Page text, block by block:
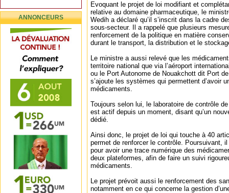
ANNONCEURS
Evoquant le projet de loi modifiant et
relative au domaine pharmaceutique, le
Wedih a déclaré qu’il s’inscrit dans la cadre
sous-secteur. Il a rappelé que plusieurs
renforcement de la politique en matière
durant le transport, la distribution et le
Le ministre a aussi relevé que les
territoire national que via l’aéroport
ou le Port Autonome de Nouakchott dit Port
s’ajoute les systèmes qui permettent d’avoir
médicaments.
Toujours selon lui, le laboratoire de contrôle
est actif depuis un moment, disant qu’un
dédié.
Ainsi donc, le projet de loi qui touche à 40
permet de renforcer le contrôle. Poursuivant,
pour avoir une trace numérique des
deux plateformes, afin de faire un suivi
médicaments.
Le projet prévoit aussi le renforcement des
notamment en ce qui concerne la gestion